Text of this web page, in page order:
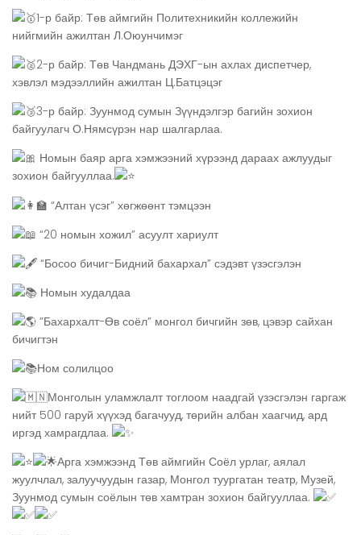
1-р байр: Төв аймгийн Политехникийн коллежийн
нийгмийн ажилтан Л.Оюунчимэг
2-р байр: Төв Чандмань ДЭХГ-ын ахлах диспетчер,
хэвлэл мэдээллийн ажилтан Ц.Батцэцэг
3-р байр: Зуунмод сумын Зүүндэлгэр багийн зохион
байгуулагч О.Нямсүрэн нар шалгарлаа.
Номын баяр арга хэмжээний хүрээнд дараах ажлуудыг
зохион байгууллаа.
“Алтан үсэг” хөгжөөнт тэмцээн
“20 номын хожил” асуулт хариулт
“Босоо бичиг-Бидний бахархал” сэдэвт үзэсгэлэн
Номын худалдаа
”Бахархалт-Өв соёл” монгол бичгийн зөв, цэвэр сайхан
бичигтэн
Ном солилцоо
Монголын уламжлалт тоглоом наадгай үзэсгэлэн гаргаж
нийт 500 гаруй хүүхэд багачууд, төрийн албан хаагчид, ард
иргэд хамрагдлаа.
Арга хэмжээнд Төв аймгийн Соёл урлаг, аялал
жуулчлал, залуучуудын газар, Монгол туургатан театр, Музей,
Зуунмод сумын соёлын төв хамтран зохион байгууллаа.